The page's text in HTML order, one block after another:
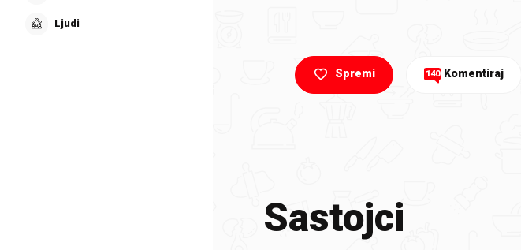
Ljudi
Spremi 140 Komentiraj
Sastojci